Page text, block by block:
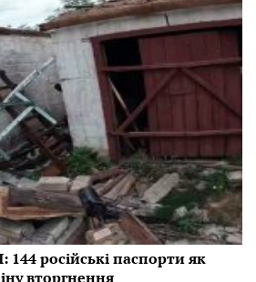
російські паспорти як
вторгнення